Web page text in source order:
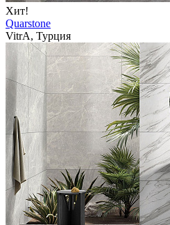
Хит!
Quarstone
VitrA, Турция